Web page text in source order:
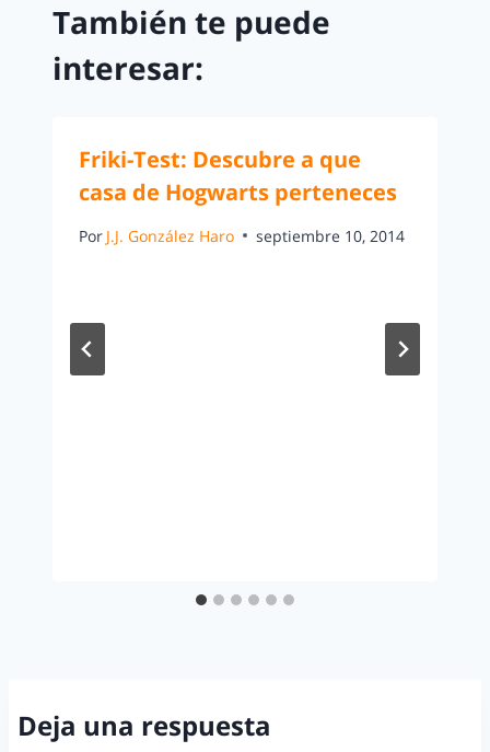
También te puede
interesar:
Friki-Test: Descubre a que
casa de Hogwarts perteneces
Por J.J. González Haro septiembre 10, 2014
Deja una respuesta